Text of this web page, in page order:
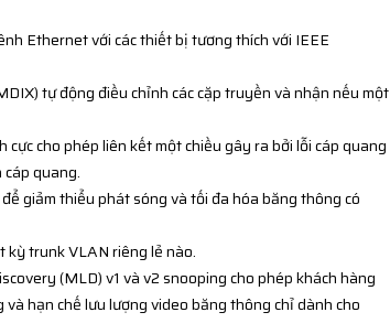
Ethernet với các thiết bị tương thích với IEEE
tự động điều chỉnh các cặp truyền và nhận nếu một
cho phép liên kết một chiều gây ra bởi lỗi cáp quang
quang.
giảm thiểu phát sóng và tối đa hóa băng thông có
kỳ trunk VLAN riêng lẻ nào.
(MLD) v1 và v2 snooping cho phép khách hàng
hạn chế lưu lượng video băng thông chỉ dành cho